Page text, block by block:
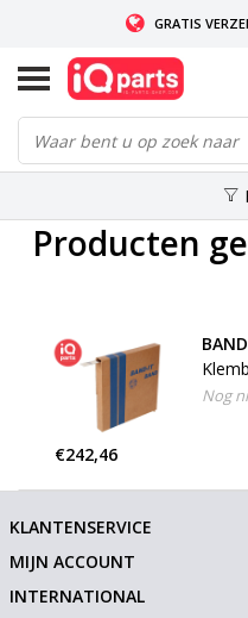
GRATIS
INDIEN VOORRADIG: VOOR
Producten
Nog
€242,46
KLANTENSERVICE
MIJN ACCOUNT
INTERNATIONAL